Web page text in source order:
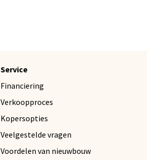
Service
Financiering
Verkoopproces
Kopersopties
Veelgestelde vragen
Voordelen van nieuwbouw